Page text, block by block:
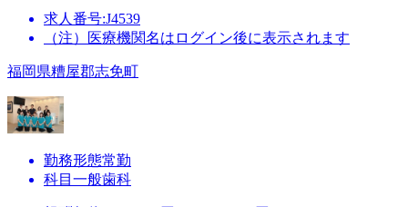
求人番号:J4539
（注）医療機関名はログイン後に表示されます
福岡県糟屋郡志免町
勤務形態常勤
科目 一般歯科